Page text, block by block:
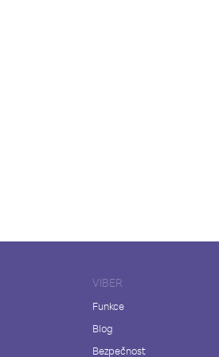
VIBER
Funkce
Blog
Bezpečnost